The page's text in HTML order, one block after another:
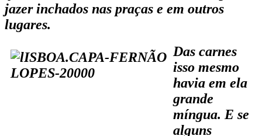
jazer inchados nas praças e em outros
lugares.
Das carnes
isso mesmo
havia em ela
grande
míngua. E se
alguns